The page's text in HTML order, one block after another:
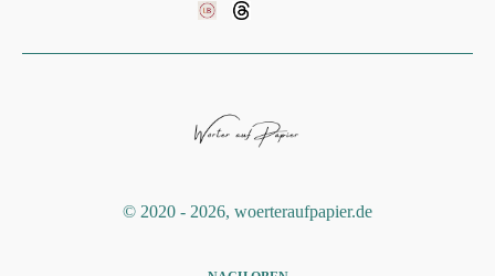
©️ 2020 - 2026, woerteraufpapier.de